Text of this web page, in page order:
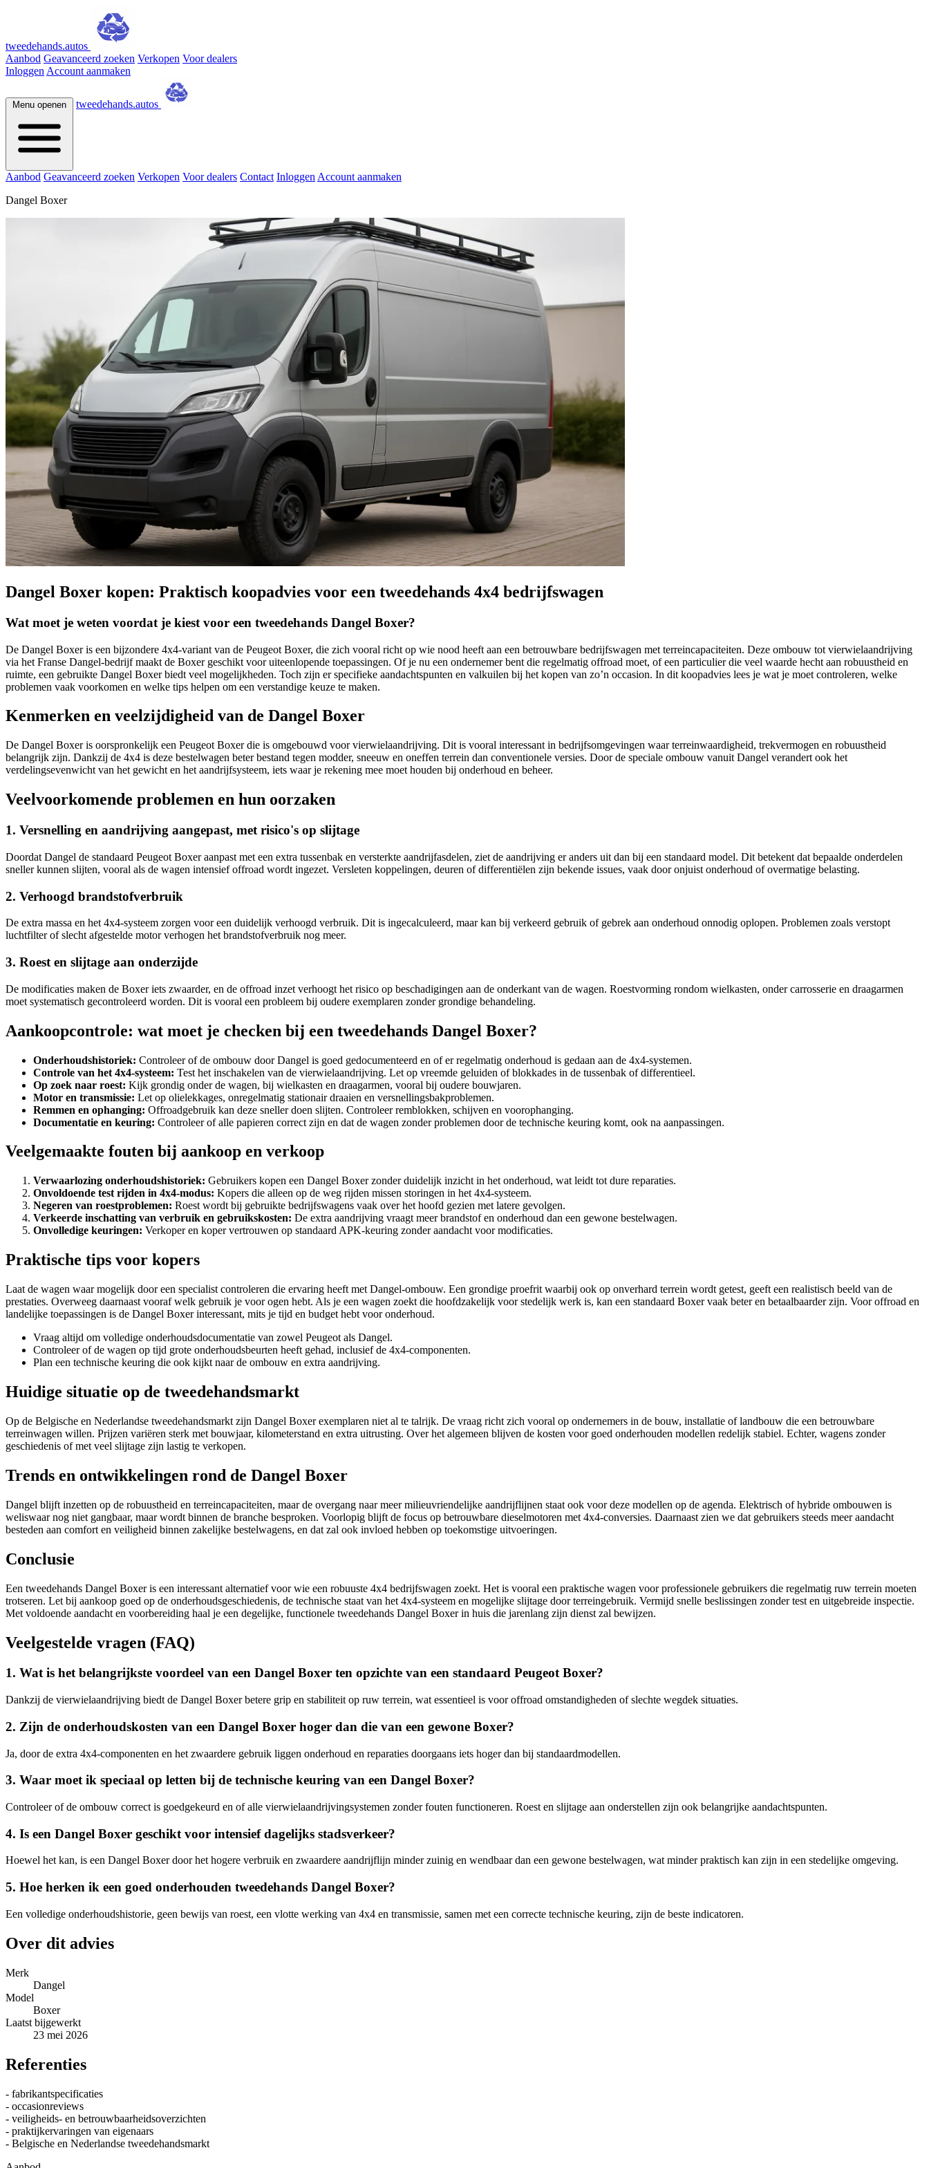
tweedehands.autos
Aanbod Geavanceerd zoeken Verkopen Voor dealers
Inloggen Account aanmaken
Menu openen tweedehands.autos
Aanbod Geavanceerd zoeken Verkopen Voor dealers Contact Inloggen Account aanmaken
Dangel Boxer
Dangel Boxer kopen: Praktisch koopadvies voor een tweedehands 4x4 bedrijfswagen
Wat moet je weten voordat je kiest voor een tweedehands Dangel Boxer?
De Dangel Boxer is een bijzondere 4x4-variant van de Peugeot Boxer, die zich vooral richt op wie nood heeft aan een betrouwbare bedrijfswagen met terreincapaciteiten. Deze ombouw tot vierwielaandrijving
via het Franse Dangel-bedrijf maakt de Boxer geschikt voor uiteenlopende toepassingen. Of je nu een ondernemer bent die regelmatig offroad moet, of een particulier die veel waarde hecht aan robuustheid en
ruimte, een gebruikte Dangel Boxer biedt veel mogelijkheden. Toch zijn er specifieke aandachtspunten en valkuilen bij het kopen van zo’n occasion. In dit koopadvies lees je wat je moet controleren, welke
problemen vaak voorkomen en welke tips helpen om een verstandige keuze te maken.
Kenmerken en veelzijdigheid van de Dangel Boxer
De Dangel Boxer is oorspronkelijk een Peugeot Boxer die is omgebouwd voor vierwielaandrijving. Dit is vooral interessant in bedrijfsomgevingen waar terreinwaardigheid, trekvermogen en robuustheid
belangrijk zijn. Dankzij de 4x4 is deze bestelwagen beter bestand tegen modder, sneeuw en oneffen terrein dan conventionele versies. Door de speciale ombouw vanuit Dangel verandert ook het
verdelingsevenwicht van het gewicht en het aandrijfsysteem, iets waar je rekening mee moet houden bij onderhoud en beheer.
Veelvoorkomende problemen en hun oorzaken
1. Versnelling en aandrijving aangepast, met risico's op slijtage
Doordat Dangel de standaard Peugeot Boxer aanpast met een extra tussenbak en versterkte aandrijfasdelen, ziet de aandrijving er anders uit dan bij een standaard model. Dit betekent dat bepaalde onderdelen
sneller kunnen slijten, vooral als de wagen intensief offroad wordt ingezet. Versleten koppelingen, deuren of differentiëlen zijn bekende issues, vaak door onjuist onderhoud of overmatige belasting.
2. Verhoogd brandstofverbruik
De extra massa en het 4x4-systeem zorgen voor een duidelijk verhoogd verbruik. Dit is ingecalculeerd, maar kan bij verkeerd gebruik of gebrek aan onderhoud onnodig oplopen. Problemen zoals verstopt
luchtfilter of slecht afgestelde motor verhogen het brandstofverbruik nog meer.
3. Roest en slijtage aan onderzijde
De modificaties maken de Boxer iets zwaarder, en de offroad inzet verhoogt het risico op beschadigingen aan de onderkant van de wagen. Roestvorming rondom wielkasten, onder carrosserie en draagarmen
moet systematisch gecontroleerd worden. Dit is vooral een probleem bij oudere exemplaren zonder grondige behandeling.
Aankoopcontrole: wat moet je checken bij een tweedehands Dangel Boxer?
Onderhoudshistoriek: Controleer of de ombouw door Dangel is goed gedocumenteerd en of er regelmatig onderhoud is gedaan aan de 4x4-systemen.
Controle van het 4x4-systeem: Test het inschakelen van de vierwielaandrijving. Let op vreemde geluiden of blokkades in de tussenbak of differentieel.
Op zoek naar roest: Kijk grondig onder de wagen, bij wielkasten en draagarmen, vooral bij oudere bouwjaren.
Motor en transmissie: Let op olielekkages, onregelmatig stationair draaien en versnellingsbakproblemen.
Remmen en ophanging: Offroadgebruik kan deze sneller doen slijten. Controleer remblokken, schijven en voorophanging.
Documentatie en keuring: Controleer of alle papieren correct zijn en dat de wagen zonder problemen door de technische keuring komt, ook na aanpassingen.
Veelgemaakte fouten bij aankoop en verkoop
Verwaarlozing onderhoudshistoriek: Gebruikers kopen een Dangel Boxer zonder duidelijk inzicht in het onderhoud, wat leidt tot dure reparaties.
Onvoldoende test rijden in 4x4-modus: Kopers die alleen op de weg rijden missen storingen in het 4x4-systeem.
Negeren van roestproblemen: Roest wordt bij gebruikte bedrijfswagens vaak over het hoofd gezien met latere gevolgen.
Verkeerde inschatting van verbruik en gebruikskosten: De extra aandrijving vraagt meer brandstof en onderhoud dan een gewone bestelwagen.
Onvolledige keuringen: Verkoper en koper vertrouwen op standaard APK-keuring zonder aandacht voor modificaties.
Praktische tips voor kopers
Laat de wagen waar mogelijk door een specialist controleren die ervaring heeft met Dangel-ombouw. Een grondige proefrit waarbij ook op onverhard terrein wordt getest, geeft een realistisch beeld van de
prestaties. Overweeg daarnaast vooraf welk gebruik je voor ogen hebt. Als je een wagen zoekt die hoofdzakelijk voor stedelijk werk is, kan een standaard Boxer vaak beter en betaalbaarder zijn. Voor offroad en
landelijke toepassingen is de Dangel Boxer interessant, mits je tijd en budget hebt voor onderhoud.
Vraag altijd om volledige onderhoudsdocumentatie van zowel Peugeot als Dangel.
Controleer of de wagen op tijd grote onderhoudsbeurten heeft gehad, inclusief de 4x4-componenten.
Plan een technische keuring die ook kijkt naar de ombouw en extra aandrijving.
Huidige situatie op de tweedehandsmarkt
Op de Belgische en Nederlandse tweedehandsmarkt zijn Dangel Boxer exemplaren niet al te talrijk. De vraag richt zich vooral op ondernemers in de bouw, installatie of landbouw die een betrouwbare
terreinwagen willen. Prijzen variëren sterk met bouwjaar, kilometerstand en extra uitrusting. Over het algemeen blijven de kosten voor goed onderhouden modellen redelijk stabiel. Echter, wagens zonder
geschiedenis of met veel slijtage zijn lastig te verkopen.
Trends en ontwikkelingen rond de Dangel Boxer
Dangel blijft inzetten op de robuustheid en terreincapaciteiten, maar de overgang naar meer milieuvriendelijke aandrijflijnen staat ook voor deze modellen op de agenda. Elektrisch of hybride ombouwen is
weliswaar nog niet gangbaar, maar wordt binnen de branche besproken. Voorlopig blijft de focus op betrouwbare dieselmotoren met 4x4-conversies. Daarnaast zien we dat gebruikers steeds meer aandacht
besteden aan comfort en veiligheid binnen zakelijke bestelwagens, en dat zal ook invloed hebben op toekomstige uitvoeringen.
Conclusie
Een tweedehands Dangel Boxer is een interessant alternatief voor wie een robuuste 4x4 bedrijfswagen zoekt. Het is vooral een praktische wagen voor professionele gebruikers die regelmatig ruw terrein moeten
trotseren. Let bij aankoop goed op de onderhoudsgeschiedenis, de technische staat van het 4x4-systeem en mogelijke slijtage door terreingebruik. Vermijd snelle beslissingen zonder test en uitgebreide inspectie.
Met voldoende aandacht en voorbereiding haal je een degelijke, functionele tweedehands Dangel Boxer in huis die jarenlang zijn dienst zal bewijzen.
Veelgestelde vragen (FAQ)
1. Wat is het belangrijkste voordeel van een Dangel Boxer ten opzichte van een standaard Peugeot Boxer?
Dankzij de vierwielaandrijving biedt de Dangel Boxer betere grip en stabiliteit op ruw terrein, wat essentieel is voor offroad omstandigheden of slechte wegdek situaties.
2. Zijn de onderhoudskosten van een Dangel Boxer hoger dan die van een gewone Boxer?
Ja, door de extra 4x4-componenten en het zwaardere gebruik liggen onderhoud en reparaties doorgaans iets hoger dan bij standaardmodellen.
3. Waar moet ik speciaal op letten bij de technische keuring van een Dangel Boxer?
Controleer of de ombouw correct is goedgekeurd en of alle vierwielaandrijvingsystemen zonder fouten functioneren. Roest en slijtage aan onderstellen zijn ook belangrijke aandachtspunten.
4. Is een Dangel Boxer geschikt voor intensief dagelijks stadsverkeer?
Hoewel het kan, is een Dangel Boxer door het hogere verbruik en zwaardere aandrijflijn minder zuinig en wendbaar dan een gewone bestelwagen, wat minder praktisch kan zijn in een stedelijke omgeving.
5. Hoe herken ik een goed onderhouden tweedehands Dangel Boxer?
Een volledige onderhoudshistorie, geen bewijs van roest, een vlotte werking van 4x4 en transmissie, samen met een correcte technische keuring, zijn de beste indicatoren.
Over dit advies
Merk
Dangel
Model
Boxer
Laatst bijgewerkt
23 mei 2026
Referenties
- fabrikantspecificaties
- occasionreviews
- veiligheids- en betrouwbaarheidsoverzichten
- praktijkervaringen van eigenaars
- Belgische en Nederlandse tweedehandsmarkt